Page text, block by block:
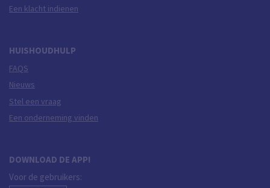
Een klacht indienen
HUISHOUDHULP
FAQS
Nieuws
Stel een vraag
Een onderneming vinden
DOWNLOAD DE APP!
Voor de gebruikers: